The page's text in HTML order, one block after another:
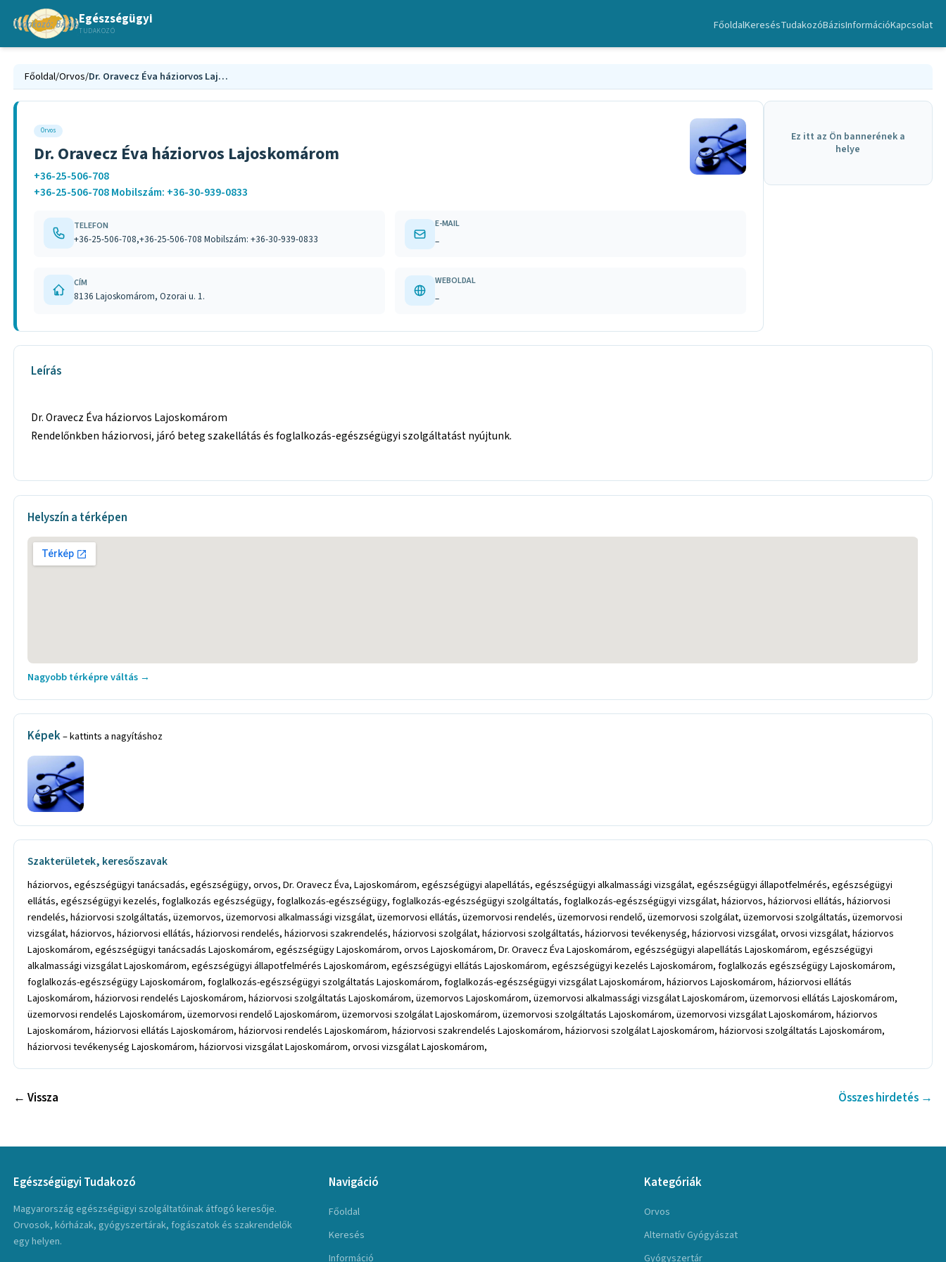
Egészségügyi
TUDAKOZÓ FőoldalKeresésTudakozóBázisInformációKapcsolat
Főoldal/Orvos/ Dr. Oravecz Éva háziorvos Lajoskomárom
Orvos
Dr. Oravecz Éva háziorvos Lajoskomárom
+36-25-506-708
+36-25-506-708 Mobilszám: +36-30-939-0833
TELEFON
+36-25-506-708,+36-25-506-708 Mobilszám: +36-30-939-0833
E-MAIL
–
CÍM
8136 Lajoskomárom, Ozorai u. 1.
WEBOLDAL
–
Ez itt az Ön bannerének a
helye
Leírás
Dr. Oravecz Éva háziorvos Lajoskomárom
Rendelőnkben háziorvosi, járó beteg szakellátás és foglalkozás-egészségügyi szolgáltatást nyújtunk.
Helyszín a térképen
Nagyobb térképre váltás →
Képek– kattints a nagyításhoz
Szakterületek, keresőszavak
háziorvos, egészségügyi tanácsadás, egészségügy, orvos, Dr. Oravecz Éva, Lajoskomárom, egészségügyi alapellátás, egészségügyi alkalmassági vizsgálat, egészségügyi állapotfelmérés, egészségügyi
ellátás, egészségügyi kezelés, foglalkozás egészségügy, foglalkozás-egészségügy, foglalkozás-egészségügyi szolgáltatás, foglalkozás-egészségügyi vizsgálat, háziorvos, háziorvosi ellátás, háziorvosi
rendelés, háziorvosi szolgáltatás, üzemorvos, üzemorvosi alkalmassági vizsgálat, üzemorvosi ellátás, üzemorvosi rendelés, üzemorvosi rendelő, üzemorvosi szolgálat, üzemorvosi szolgáltatás, üzemorvosi
vizsgálat, háziorvos, háziorvosi ellátás, háziorvosi rendelés, háziorvosi szakrendelés, háziorvosi szolgálat, háziorvosi szolgáltatás, háziorvosi tevékenység, háziorvosi vizsgálat, orvosi vizsgálat, háziorvos
Lajoskomárom, egészségügyi tanácsadás Lajoskomárom, egészségügy Lajoskomárom, orvos Lajoskomárom, Dr. Oravecz Éva Lajoskomárom, egészségügyi alapellátás Lajoskomárom, egészségügyi
alkalmassági vizsgálat Lajoskomárom, egészségügyi állapotfelmérés Lajoskomárom, egészségügyi ellátás Lajoskomárom, egészségügyi kezelés Lajoskomárom, foglalkozás egészségügy Lajoskomárom,
foglalkozás-egészségügy Lajoskomárom, foglalkozás-egészségügyi szolgáltatás Lajoskomárom, foglalkozás-egészségügyi vizsgálat Lajoskomárom, háziorvos Lajoskomárom, háziorvosi ellátás
Lajoskomárom, háziorvosi rendelés Lajoskomárom, háziorvosi szolgáltatás Lajoskomárom, üzemorvos Lajoskomárom, üzemorvosi alkalmassági vizsgálat Lajoskomárom, üzemorvosi ellátás Lajoskomárom,
üzemorvosi rendelés Lajoskomárom, üzemorvosi rendelő Lajoskomárom, üzemorvosi szolgálat Lajoskomárom, üzemorvosi szolgáltatás Lajoskomárom, üzemorvosi vizsgálat Lajoskomárom, háziorvos
Lajoskomárom, háziorvosi ellátás Lajoskomárom, háziorvosi rendelés Lajoskomárom, háziorvosi szakrendelés Lajoskomárom, háziorvosi szolgálat Lajoskomárom, háziorvosi szolgáltatás Lajoskomárom,
háziorvosi tevékenység Lajoskomárom, háziorvosi vizsgálat Lajoskomárom, orvosi vizsgálat Lajoskomárom,
← Vissza Összes hirdetés →
Egészségügyi Tudakozó
Magyarország egészségügyi szolgáltatóinak átfogó keresője.
Orvosok, kórházak, gyógyszertárak, fogászatok és szakrendelők
egy helyen.
Navigáció
Főoldal
Keresés
Információ
Kategóriák
Orvos
Alternatív Gyógyászat
Gyógyszertár